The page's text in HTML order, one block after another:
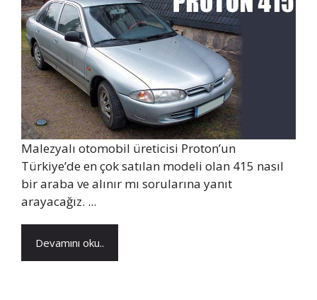
Malezyalı otomobil üreticisi Proton’un
Türkiye’de en çok satılan modeli olan 415 nasıl
bir araba ve alınır mı sorularına yanıt
arayacağız. ...
Devamını oku..